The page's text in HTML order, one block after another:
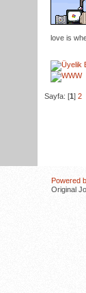
love is
Sayfa: [1] 2
Powered
Original